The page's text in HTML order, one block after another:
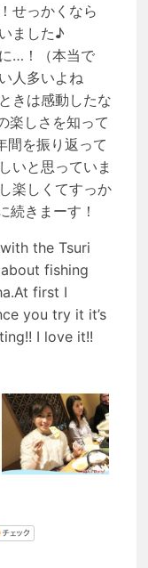
せっかくなら
ました♪
…！（本当で
人多いよね
きは感動したな
楽しさを知って
間を振り返って
いと思っていま
楽しくてすっか
続きまーす！
the Tsuri
fishing
first I
you try it it’s
I love it!!